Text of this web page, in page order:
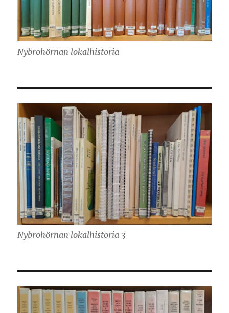
Nybrohörnan lokalhistoria
Nybrohörnan lokalhistoria 3